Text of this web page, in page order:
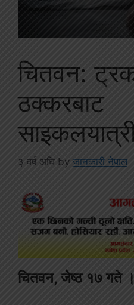
चितवन:
ठक्करबाट
३ वर्ष अघि by जानकारी नेपाल
चितवन, जेष्ठ १७ गते ।